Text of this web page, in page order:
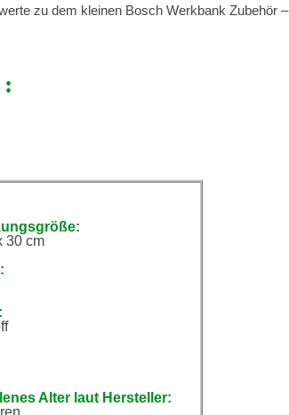
zu dem kleinen Bosch Werkbank Zubehör –
30 cm
Alter laut Hersteller: